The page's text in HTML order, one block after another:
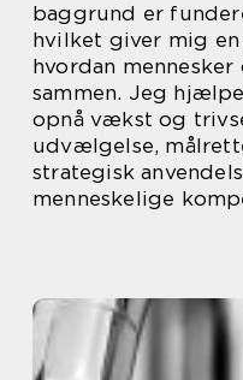
baggrund er
hvilket giver mig
hvordan
sammen. Jeg
opnå vækst og
udvælgelse,
strategisk
menneskelige